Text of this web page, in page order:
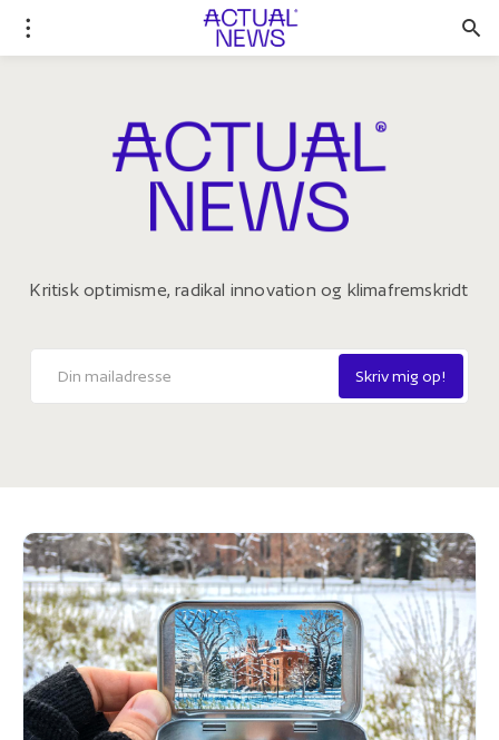
Kritisk optimisme, radikal innovation og klimafremskridt
Skriv mig op!